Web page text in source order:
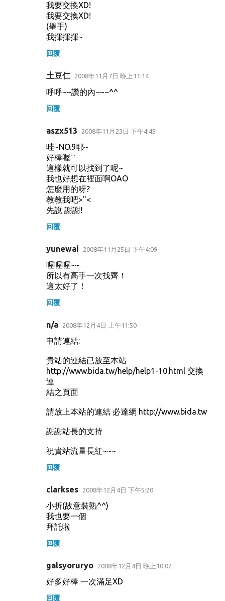
我要交換XD!
我要交換XD!
(舉手)
我揮揮揮~
回覆
土豆仁 2008年11月7日 晚上11:14
呼呼~~讚的內~~~^^
回覆
aszx513 2008年11月23日 下午4:45
哇~NO.9耶~
好棒喔ˋˋ
這樣就可以找到了呢~
我也好想在裡面啊OAO
怎麼用的呀?
教教我吧>"<
先說 謝謝!
回覆
yunewai 2008年11月25日 下午4:09
喔喔喔~~
所以有高手一次找齊！
這太好了！
回覆
n/a 2008年12月4日 上午11:50
申請連結:
貴站的連結已放至本站
http://www.bida.tw/help/help1-10.html 交換
連
結之頁面
請放上本站的連結 必達網 http://www.bida.tw
謝謝站長的支持
祝貴站流量長紅~~~
回覆
clarkses 2008年12月4日 下午5:20
小折(故意裝熟^^)
我也要一個
拜託啦
回覆
galsyoruryo 2008年12月4日 晚上10:02
好多好棒 一次滿足XD
回覆